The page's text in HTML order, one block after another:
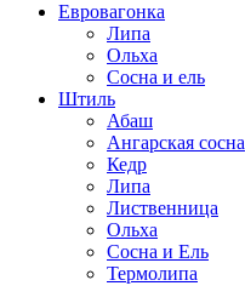
Евровагонка
Липа
Ольха
Сосна и ель
Штиль
Абаш
Ангарская сосна
Кедр
Липа
Лиственница
Ольха
Сосна и Ель
Термолипа